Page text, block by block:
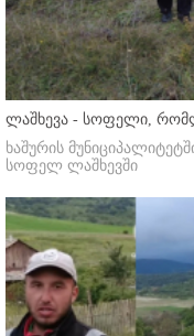
ლაშხევა - სოფელი,
ხაშურის
სოფელ ლაშხევში